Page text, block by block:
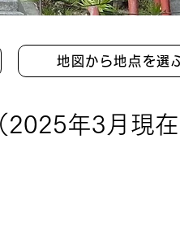
地図から地点を選
年3月現在